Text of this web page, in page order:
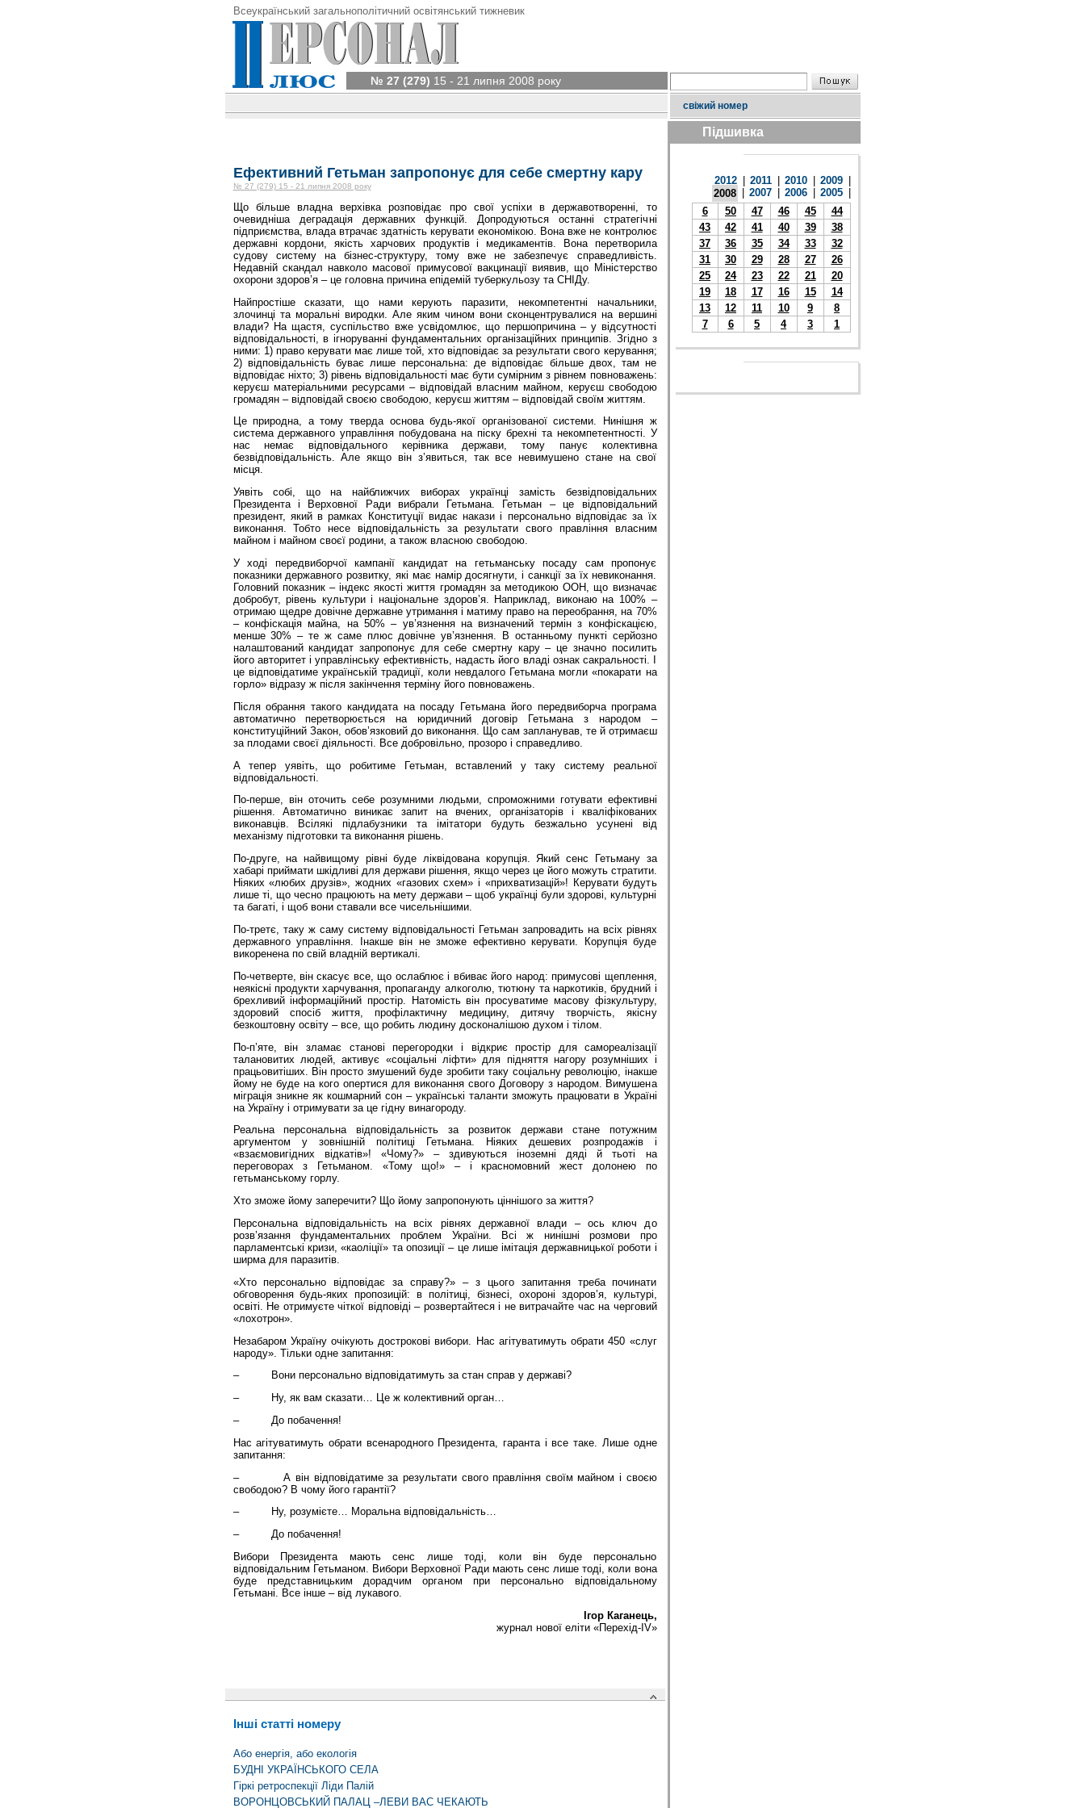
Всеукраїнський загальнополітичний освітянський тижневик
№ 27 (279) 15 - 21 липня 2008 року
свіжий номер
Ефективний Гетьман запропонує для себе смертну кару
№ 27 (279) 15 - 21 липня 2008 року
Що більше владна верхівка розповідає про свої успіхи в державотворенні, то
очевидніша деградація державних функцій. Допродуються останні стратегічні
підприємства, влада втрачає здатність керувати економікою. Вона вже не контролює
державні кордони, якість харчових продуктів і медикаментів. Вона перетворила
судову систему на бізнес-структуру, тому вже не забезпечує справедливість.
Недавній скандал навколо масової примусової вакцинації виявив, що Міністерство
охорони здоров’я – це головна причина епідемій туберкульозу та СНІДу.
Найпростіше сказати, що нами керують паразити, некомпетентні начальники,
злочинці та моральні виродки. Але яким чином вони сконцентрувалися на вершині
влади? На щастя, суспільство вже усвідомлює, що першопричина – у відсутності
відповідальності, в ігноруванні фундаментальних організаційних принципів. Згідно з
ними: 1) право керувати має лише той, хто відповідає за результати свого керування;
2) відповідальність буває лише персональна: де відповідає більше двох, там не
відповідає ніхто; 3) рівень відповідальності має бути сумірним з рівнем повноважень:
керуєш матеріальними ресурсами – відповідай власним майном, керуєш свободою
громадян – відповідай своєю свободою, керуєш життям – відповідай своїм життям.
Це природна, а тому тверда основа будь-якої організованої системи. Нинішня ж
система державного управління побудована на піску брехні та некомпетентності. У
нас немає відповідального керівника держави, тому панує колективна
безвідповідальність. Але якщо він з’явиться, так все невимушено стане на свої
місця.
Уявіть собі, що на найближчих виборах українці замість безвідповідальних
Президента і Верховної Ради вибрали Гетьмана. Гетьман – це відповідальний
президент, який в рамках Конституції видає накази і персонально відповідає за їх
виконання. Тобто несе відповідальність за результати свого правління власним
майном і майном своєї родини, а також власною свободою.
У ході передвиборчої кампанії кандидат на гетьманську посаду сам пропонує
показники державного розвитку, які має намір досягнути, і санкції за їх невиконання.
Головний показник – індекс якості життя громадян за методикою ООН, що визначає
добробут, рівень культури і національне здоров’я. Наприклад, виконаю на 100% –
отримаю щедре довічне державне утримання і матиму право на переобрання, на 70%
– конфіскація майна, на 50% – ув’язнення на визначений термін з конфіскацією,
менше 30% – те ж саме плюс довічне ув’язнення. В останньому пункті серйозно
налаштований кандидат запропонує для себе смертну кару – це значно посилить
його авторитет і управлінську ефективність, надасть його владі ознак сакральності. І
це відповідатиме українській традиції, коли невдалого Гетьмана могли «покарати на
горло» відразу ж після закінчення терміну його повноважень.
Після обрання такого кандидата на посаду Гетьмана його передвиборча програма
автоматично перетворюється на юридичний договір Гетьмана з народом –
конституційний Закон, обов’язковий до виконання. Що сам запланував, те й отримаєш
за плодами своєї діяльності. Все добровільно, прозоро і справедливо.
А тепер уявіть, що робитиме Гетьман, вставлений у таку систему реальної
відповідальності.
По-перше, він оточить себе розумними людьми, спроможними готувати ефективні
рішення. Автоматично виникає запит на вчених, організаторів і кваліфікованих
виконавців. Всілякі підлабузники та імітатори будуть безжально усунені від
механізму підготовки та виконання рішень.
По-друге, на найвищому рівні буде ліквідована корупція. Який сенс Гетьману за
хабарі приймати шкідливі для держави рішення, якщо через це його можуть стратити.
Ніяких «любих друзів», жодних «газових схем» і «прихватизацій»! Керувати будуть
лише ті, що чесно працюють на мету держави – щоб українці були здорові, культурні
та багаті, і щоб вони ставали все чисельнішими.
По-третє, таку ж саму систему відповідальності Гетьман запровадить на всіх рівнях
державного управління. Інакше він не зможе ефективно керувати. Корупція буде
викоренена по свій владній вертикалі.
По-четверте, він скасує все, що ослаблює і вбиває його народ: примусові щеплення,
неякісні продукти харчування, пропаганду алкоголю, тютюну та наркотиків, брудний і
брехливий інформаційний простір. Натомість він просуватиме масову фізкультуру,
здоровий спосіб життя, профілактичну медицину, дитячу творчість, якісну
безкоштовну освіту – все, що робить людину досконалішою духом і тілом.
По-п’яте, він зламає станові перегородки і відкриє простір для самореалізації
талановитих людей, активує «соціальні ліфти» для підняття нагору розумніших і
працьовитіших. Він просто змушений буде зробити таку соціальну революцію, інакше
йому не буде на кого опертися для виконання свого Договору з народом. Вимушена
міграція зникне як кошмарний сон – українські таланти зможуть працювати в Україні
на Україну і отримувати за це гідну винагороду.
Реальна персональна відповідальність за розвиток держави стане потужним
аргументом у зовнішній політиці Гетьмана. Ніяких дешевих розпродажів і
«взаємовигідних відкатів»! «Чому?» – здивуються іноземні дяді й тьоті на
переговорах з Гетьманом. «Тому що!» – і красномовний жест долонею по
гетьманському горлу.
Хто зможе йому заперечити? Що йому запропонують ціннішого за життя?
Персональна відповідальність на всіх рівнях державної влади – ось ключ до
розв’язання фундаментальних проблем України. Всі ж нинішні розмови про
парламентські кризи, «каоліції» та опозиції – це лише імітація державницької роботи і
ширма для паразитів.
«Хто персонально відповідає за справу?» – з цього запитання треба починати
обговорення будь-яких пропозицій: в політиці, бізнесі, охороні здоров’я, культурі,
освіті. Не отримуєте чіткої відповіді – розвертайтеся і не витрачайте час на черговий
«лохотрон».
Незабаром Україну очікують дострокові вибори. Нас агітуватимуть обрати 450 «слуг
народу». Тільки одне запитання:
– Вони персонально відповідатимуть за стан справ у державі?
– Ну, як вам сказати… Це ж колективний орган…
– До побачення!
Нас агітуватимуть обрати всенародного Президента, гаранта і все таке. Лише одне
запитання:
– А він відповідатиме за результати свого правління своїм майном і своєю
свободою? В чому його гарантії?
– Ну, розумієте… Моральна відповідальність…
– До побачення!
Вибори Президента мають сенс лише тоді, коли він буде персонально
відповідальним Гетьманом. Вибори Верховної Ради мають сенс лише тоді, коли вона
буде представницьким дорадчим органом при персонально відповідальному
Гетьмані. Все інше – від лукавого.
Ігор Каганець,
журнал нової еліти «Перехід-IV»
Інші статті номеру
Або енергія, або екологія
БУДНІ УКРАЇНСЬКОГО СЕЛА
Гіркі ретроспекції Ліди Палій
ВОРОНЦОВСЬКИЙ ПАЛАЦ –ЛЕВИ ВАС ЧЕКАЮТЬ
Підшивка
2012 2011 2010 2009
2008
2007 2006 2005
6
50 47 46 45
44
43
42 41 40 39
38
37
36 35 34 33
32
31
30 29 28 27
26
25
24 23 22 21
20
19
18 17 16 15
14
13
12 11 10 9
8
7
6 5 4 3 1